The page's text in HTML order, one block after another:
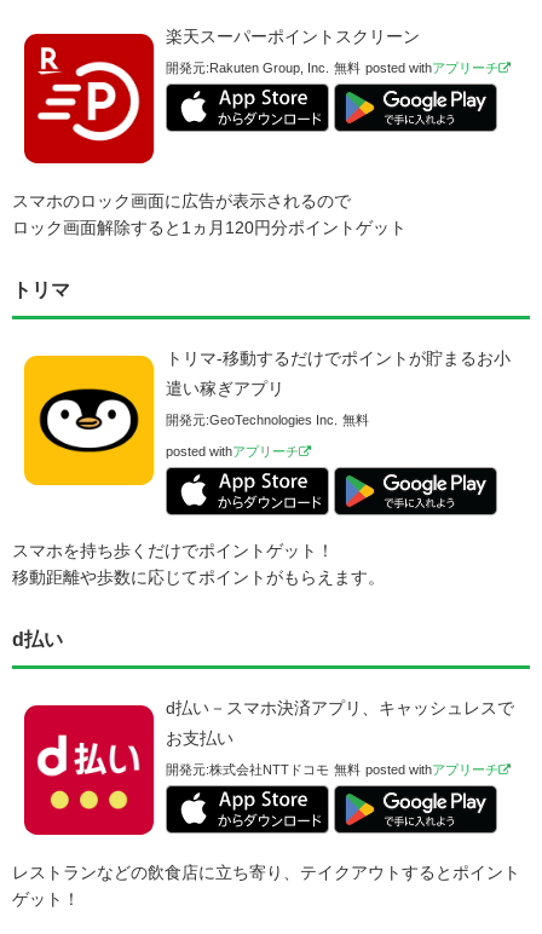
楽天スーパーポイントスクリーン
開発元:Rakuten Group, Inc. 無料 posted withアプリーチ
スマホのロック画面に広告が表示されるので
ロック画面解除すると1ヵ月120円分ポイントゲット
トリマ
トリマ-移動するだけでポイントが貯まるお小
遣い稼ぎアプリ
開発元:GeoTechnologies Inc. 無料
posted withアプリーチ
スマホを持ち歩くだけでポイントゲット！
移動距離や歩数に応じてポイントがもらえます。
d払い
d払い－スマホ決済アプリ、キャッシュレスで
お支払い
開発元:株式会社NTTドコモ 無料 posted withアプリーチ
レストランなどの飲食店に立ち寄り、テイクアウトするとポイント
ゲット！